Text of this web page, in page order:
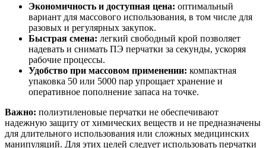
Экономичность и доступная цена: оптимальный
вариант для массового использования, в том числе для
разовых и регулярных закупок.
Быстрая смена: легкий свободный крой позволяет
надевать и снимать ПЭ перчатки за секунды, ускоряя
рабочие процессы.
Удобство при массовом применении: компактная
упаковка 50 или 5000 пар упрощает хранение и
оперативное пополнение запаса на точке.
Важно: полиэтиленовые перчатки не обеспечивают
надежную защиту от химических веществ и не предназначены
для длительного использования или сложных медицинских
манипуляций. Для этих целей следует использовать перчатки